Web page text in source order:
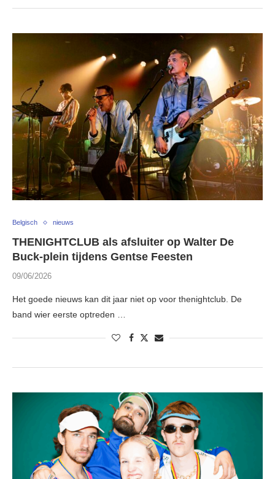
Belgisch nieuws
THENIGHTCLUB als afsluiter op Walter De
Buck-plein tijdens Gentse Feesten
09/06/2026
Het goede nieuws kan dit jaar niet op voor thenightclub. De
band wier eerste optreden …